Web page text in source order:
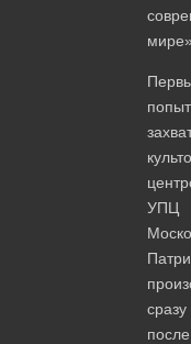
УПЦ
сразу
после